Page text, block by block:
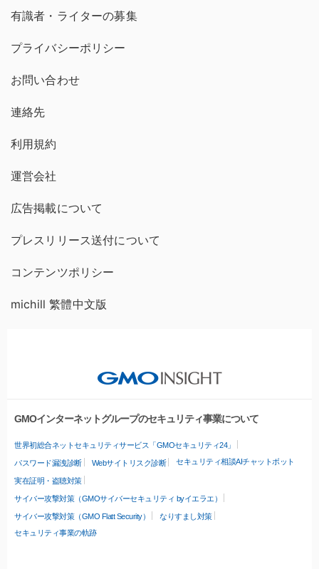
有識者・ライターの募集
プライバシーポリシー
お問い合わせ
連絡先
利用規約
運営会社
広告掲載について
プレスリリース送付について
コンテンツポリシー
michill 繁體中文版
GMOインターネットグループのセキュリティ事業について
世界初総合ネットセキュリティサービス「GMOセキュリティ24」
パスワード漏洩診断 Webサイトリスク診断 セキュリティ相談AIチャットボット
実在証明・盗聴対策
サイバー攻撃対策（GMOサイバーセキュリティ byイエラエ）
サイバー攻撃対策（GMO Flatt Security）
なりすまし対策
セキュリティ事業の軌跡